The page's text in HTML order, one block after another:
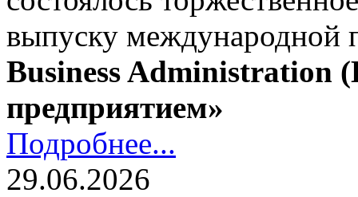
выпуску
Business Administration
предприятием»
Подробнее...
29.06.2026